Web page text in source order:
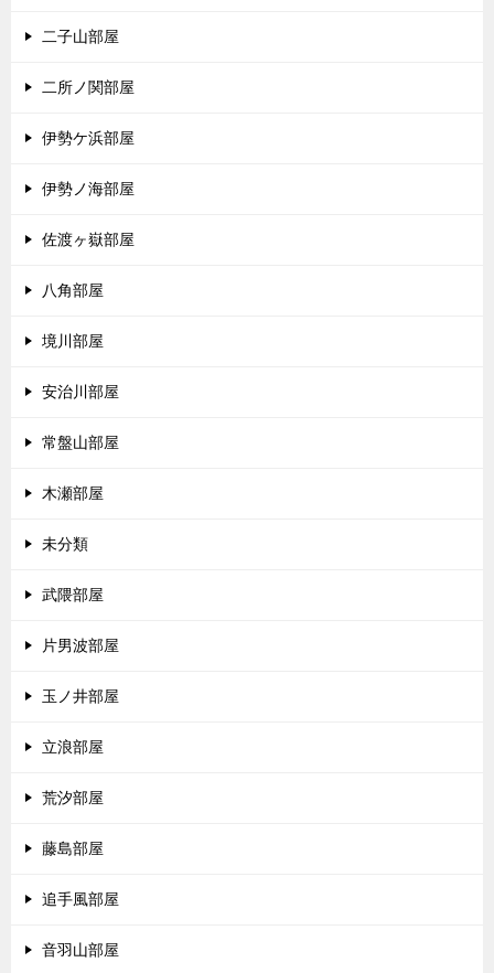
二子山部屋
二所ノ関部屋
伊勢ケ浜部屋
伊勢ノ海部屋
佐渡ヶ嶽部屋
八角部屋
境川部屋
安治川部屋
常盤山部屋
木瀬部屋
未分類
武隈部屋
片男波部屋
玉ノ井部屋
立浪部屋
荒汐部屋
藤島部屋
追手風部屋
音羽山部屋